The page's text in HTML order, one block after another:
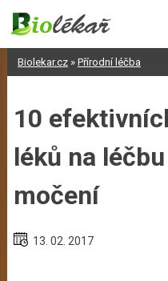
Skip
content
Biolekar.cz» Přírodní léčba
10
léků na
močení
13. 02. 2017